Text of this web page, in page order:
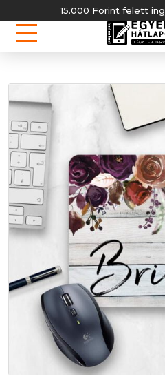
15.000 Forint felett